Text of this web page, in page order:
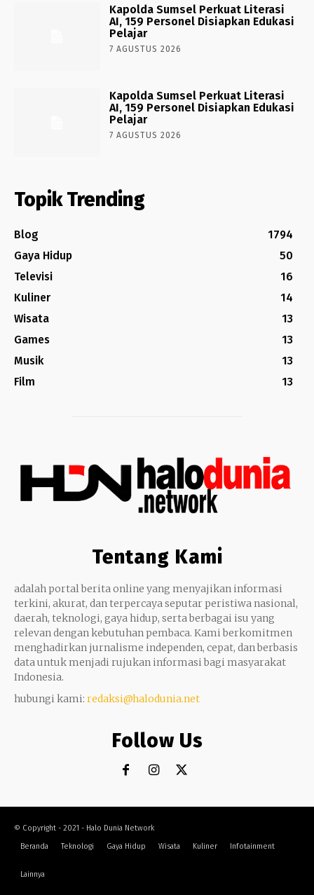
Kapolda Sumsel Perkuat Literasi
AI, 159 Personel Disiapkan Edukasi
Pelajar
7 AGUSTUS 2026
Kapolda Sumsel Perkuat Literasi
AI, 159 Personel Disiapkan Edukasi
Pelajar
7 AGUSTUS 2026
Topik Trending
Blog
1794
Gaya Hidup
50
Televisi
16
Kuliner
14
Wisata
13
Games
13
Musik
13
Film
13
Tentang Kami
adalah portal berita online yang menyajikan informasi
terkini, akurat, dan terpercaya seputar peristiwa nasional,
daerah, teknologi, gaya hidup, serta berbagai isu yang
relevan dengan kebutuhan pembaca. Kami berkomitmen
menghadirkan jurnalisme independen, cepat, dan berbasis
data untuk menjadi rujukan informasi bagi masyarakat
Indonesia.
hubungi kami: redaksi@halodunia.net
Follow Us
© Copyright - 2021 - Halo Dunia Network
Beranda
Teknologi Gaya Hidup Wisata Kuliner Infotainment
Lainnya